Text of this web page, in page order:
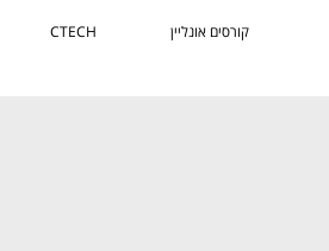
קורסים אונליין CTECH